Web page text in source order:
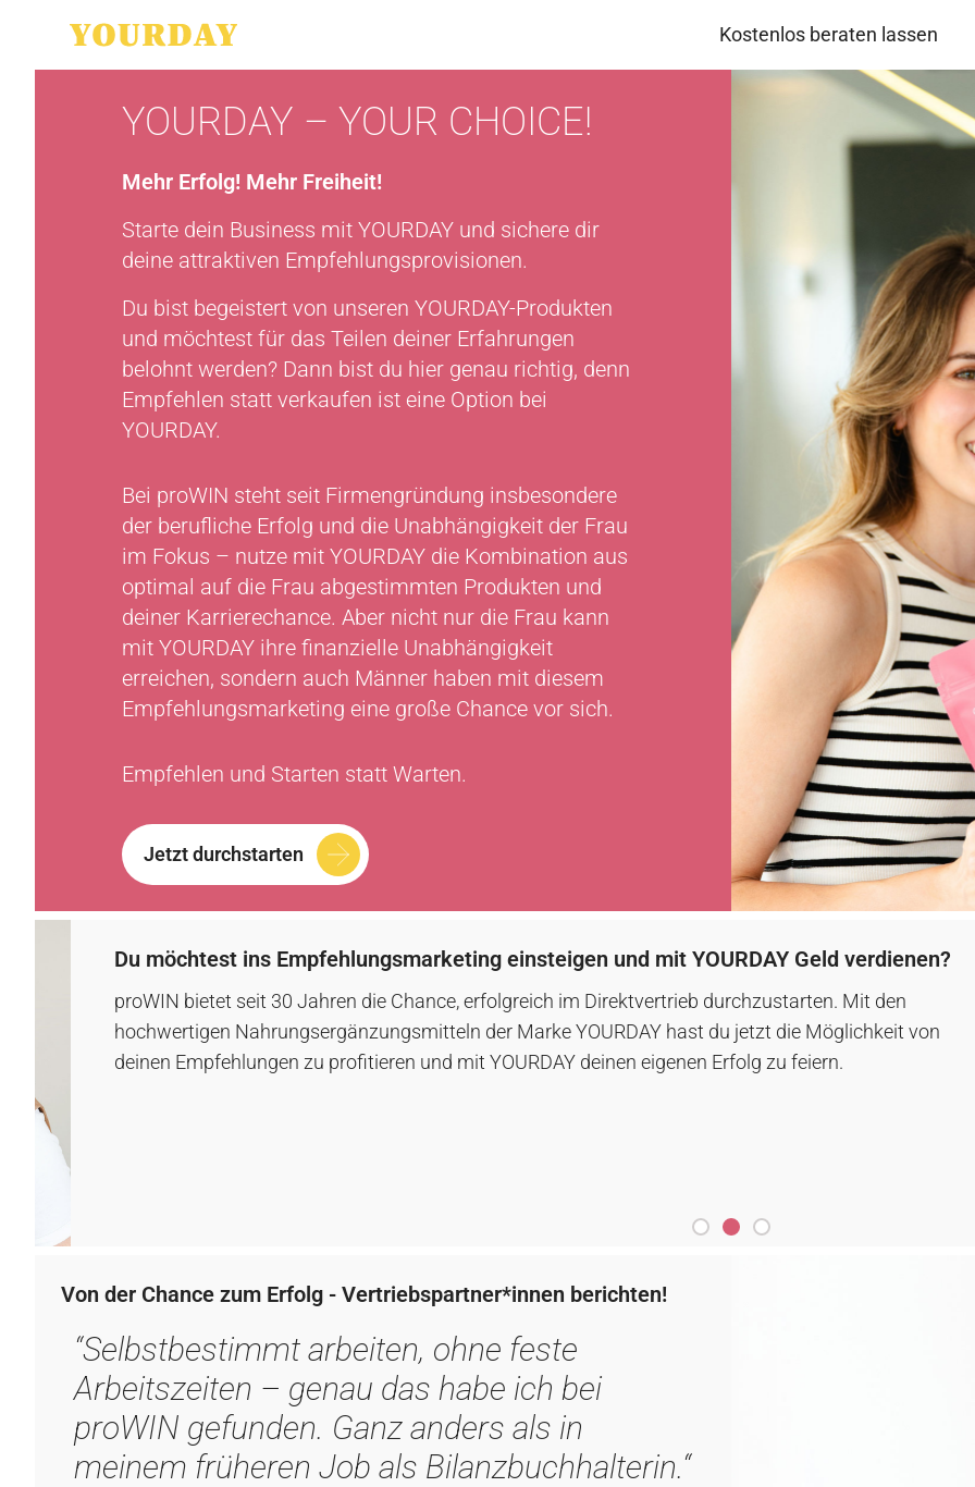
Kostenlos beraten lassen
YOURDAY – YOUR CHOICE!
Mehr Erfolg! Mehr Freiheit!
Starte dein Business mit YOURDAY und sichere dir
deine attraktiven Empfehlungsprovisionen.
Du bist begeistert von unseren YOURDAY-Produkten
und möchtest für das Teilen deiner Erfahrungen
belohnt werden? Dann bist du hier genau richtig, denn
Empfehlen statt verkaufen ist eine Option bei
YOURDAY.
Bei proWIN steht seit Firmengründung insbesondere
der berufliche Erfolg und die Unabhängigkeit der Frau
im Fokus – nutze mit YOURDAY die Kombination aus
optimal auf die Frau abgestimmten Produkten und
deiner Karrierechance. Aber nicht nur die Frau kann
mit YOURDAY ihre finanzielle Unabhängigkeit
erreichen, sondern auch Männer haben mit diesem
Empfehlungsmarketing eine große Chance vor sich.
Empfehlen und Starten statt Warten.
Jetzt durchstarten
Du bist interessiert an einer flexiblen
attraktiven Provisionen?
Bei proWIN lohnt sich Erfolg nicht nur – er wird
proWIN-Familie hast Du Zugang zu einem
Von der Chance zum Erfolg - Vertriebspartner*innen berichten!
“Selbstbestimmt arbeiten, ohne feste
Arbeitszeiten – genau das habe ich bei
proWIN gefunden. Ganz anders als in
meinem früheren Job als Bilanzbuchhalterin.“